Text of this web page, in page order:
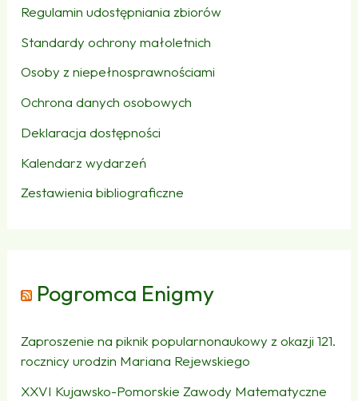
Regulamin udostępniania zbiorów
Standardy ochrony małoletnich
Osoby z niepełnosprawnościami
Ochrona danych osobowych
Deklaracja dostępności
Kalendarz wydarzeń
Zestawienia bibliograficzne
Pogromca Enigmy
Zaproszenie na piknik popularnonaukowy z okazji 121.
rocznicy urodzin Mariana Rejewskiego
XXVI Kujawsko-Pomorskie Zawody Matematyczne